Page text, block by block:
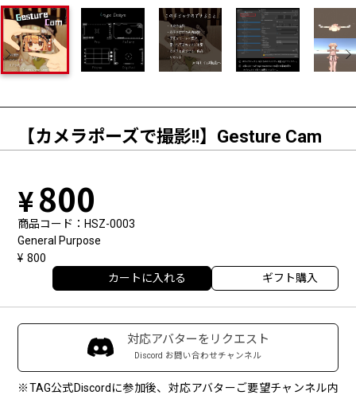
【カメラポーズで撮影!!】Gesture Cam
800
商品コード
HSZ-0003
General Purpose
800
カートに入れる ギフト購入
対応アバターをリクエスト
Discord お問い合わせチャンネル
※TAG公式Discordに参加後、対応アバターご要望チャンネル内